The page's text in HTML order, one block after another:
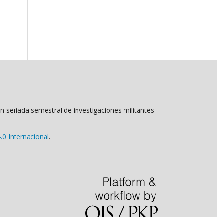
seriada semestral de investigaciones militantes
Internacional.